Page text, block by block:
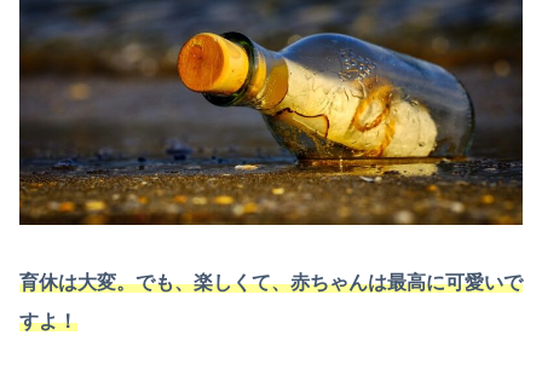
育休は大変。でも、楽しくて、赤ちゃんは最高に可愛いで
すよ！